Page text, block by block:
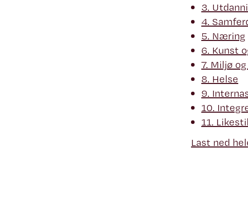
3.
4.
5. Næring
6. Kunst
7. Miljø
8. Helse
9.
10.
11.
Last ned